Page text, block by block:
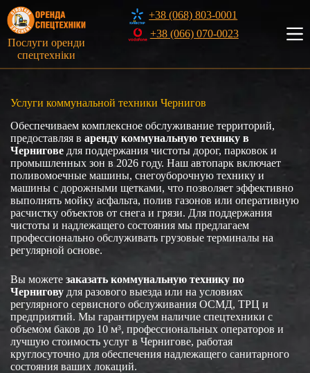
Перейти
сути
Послуги оренди
спецтехніки
+38 (068) 803-0001
+38 (066) 070-0023
Услуги коммунальной техники Чернигов
Обеспечиваем комплексное обслуживание территорий,
предоставляя в аренду коммунальную технику в
Чернигове для поддержания чистоты дорог, парковок и
промышленных зон в 2026 году. Наш автопарк включает
поливомоечные машины, снегоуборочную технику и
машины с дорожными щетками, что позволяет эффективно
выполнять мойку асфальта, полив газонов или оперативную
расчистку объектов от снега и грязи. Для поддержания
чистоты и надлежащего состояния мы предлагаем
профессионально обслуживать грузовые терминалы на
регулярной основе.
Вы можете заказать коммунальную технику по
Чернигову для разового выезда или на условиях
регулярного сервисного обслуживания ОСМД, ТРЦ и
предприятий. Мы гарантируем наличие спецтехники с
объемом баков до 10 м³, профессиональных операторов и
лучшую стоимость услуг в Чернигове, работая
круглосуточно для обеспечения надлежащего санитарного
состояния ваших локаций.